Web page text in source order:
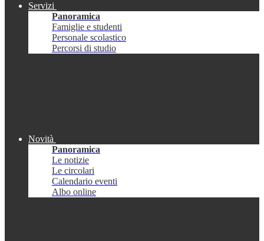
Servizi
Panoramica
Famiglie e studenti
Personale scolastico
Percorsi di studio
Novità
Panoramica
Le notizie
Le circolari
Calendario eventi
Albo online